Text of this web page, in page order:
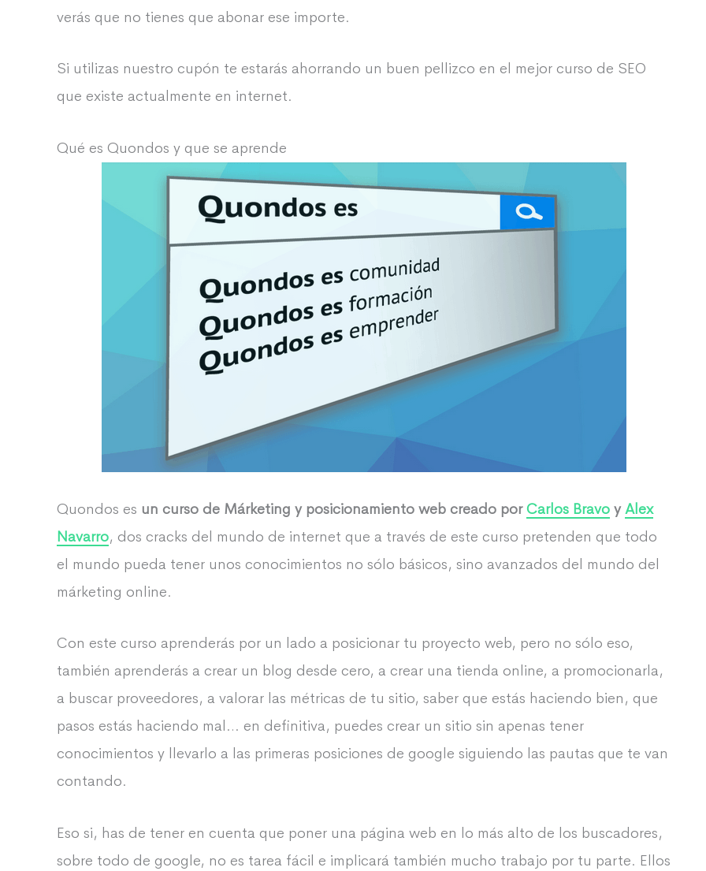
verás que no tienes que abonar ese importe.
Si utilizas nuestro cupón te estarás ahorrando un buen pellizco en el mejor curso de SEO
que existe actualmente en internet.
Qué es Quondos y que se aprende
Quondos es un curso de Márketing y posicionamiento web creado porCarlos Bravo yAlex
Navarro, dos cracks del mundo de internet que a través de este curso pretenden que todo
el mundo pueda tener unos conocimientos no sólo básicos, sino avanzados del mundo del
márketing online.
Con este curso aprenderás por un lado a posicionar tu proyecto web, pero no sólo eso,
también aprenderás a crear un blog desde cero, a crear una tienda online, a promocionarla,
a buscar proveedores, a valorar las métricas de tu sitio, saber que estás haciendo bien, que
pasos estás haciendo mal… en definitiva, puedes crear un sitio sin apenas tener
conocimientos y llevarlo a las primeras posiciones de google siguiendo las pautas que te van
contando.
Eso si, has de tener en cuenta que poner una página web en lo más alto de los buscadores,
sobre todo de google, no es tarea fácil e implicará también mucho trabajo por tu parte. Ellos